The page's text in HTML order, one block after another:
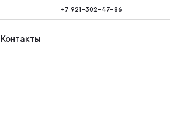
+7 921-302-47-86
Контакты